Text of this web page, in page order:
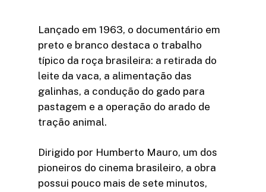
Lançado em 1963, o documentário em
preto e branco destaca o trabalho
típico da roça brasileira: a retirada do
leite da vaca, a alimentação das
galinhas, a condução do gado para
pastagem e a operação do arado de
tração animal.
Dirigido por Humberto Mauro, um dos
pioneiros do cinema brasileiro, a obra
possui pouco mais de sete minutos,